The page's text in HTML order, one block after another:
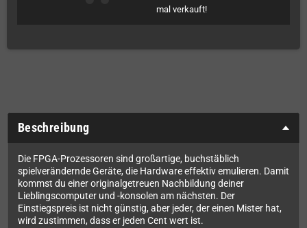
mal verkauft!
Beschreibung
Die FPGA-Prozessoren sind großartige, buchstäblich
spielverändernde Geräte, die Hardware effektiv emulieren. Damit
kommst du einer originalgetreuen Nachbildung deiner
Lieblingscomputer und -konsolen am nächsten. Der
Einstiegspreis ist nicht günstig, aber jeder, der einen Mister hat,
wird zustimmen, dass er jeden Cent wert ist.